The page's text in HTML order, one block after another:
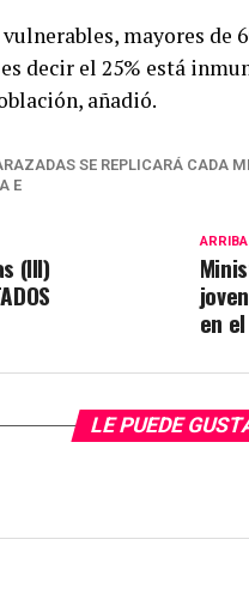
mayores de
decir el 25% está
añadió.
SE REPLICARÁ CADA
E
en
(III)
LE PUEDE